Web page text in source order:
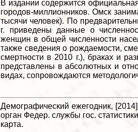
В издании содержится
городов-миллионников. Омск
тысячи человек). По
г. приведены данные о
женщин в общей численности
также сведения о рождаемости,
смертности в 2010 г.), браках и
представлены в абсолютных и
видах, сопровождаются
Демографический ежегодник,
орган Федер. службы гос.
карта.